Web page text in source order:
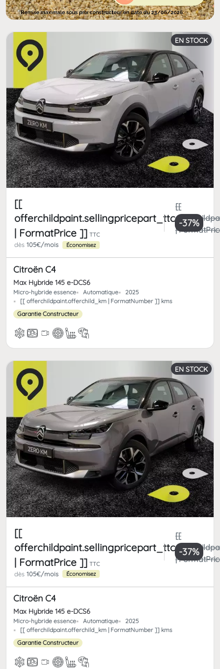
EN STOCK
[[
offerchildpaint.sellingpricepart_ttc
| FormatPrice ]] TTC
[[
|
dès 105€/mois Économisez
-37%
Citroën C4
Max Hybride 145 e-DCS6
Micro-hybride essence Automatique
2025
[[ offerchildpaint.offerchild_km | FormatNumber ]] kms
Garantie Constructeur
EN STOCK
[[
offerchildpaint.sellingpricepart_ttc
| FormatPrice ]] TTC
[[
|
dès 105€/mois Économisez
-37%
Citroën C4
Max Hybride 145 e-DCS6
Micro-hybride essence Automatique
2025
[[ offerchildpaint.offerchild_km | FormatNumber ]] kms
Garantie Constructeur